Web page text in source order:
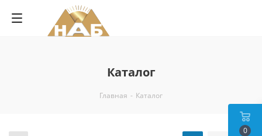
Каталог
Главная - Каталог
0